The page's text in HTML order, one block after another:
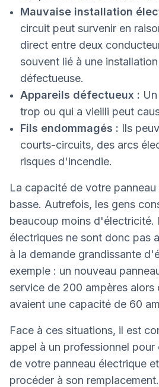
Mauvaise installation
circuit peut survenir en
direct entre deux
souvent lié à une
défectueuse.
Appareils défectueux :
trop ou qui a vieilli peut
Fils endommagés : Ils
courts-circuits, des arcs
risques d'incendie.
La capacité de votre
basse. Autrefois, les gens
beaucoup moins d'électricité.
électriques ne sont donc pas
à la demande grandissante
exemple : un nouveau
service de 200 ampères alors
avaient une capacité de 60
Face à ces situations, il est
appel à un professionnel
de votre panneau électrique
procéder à son remplacement.